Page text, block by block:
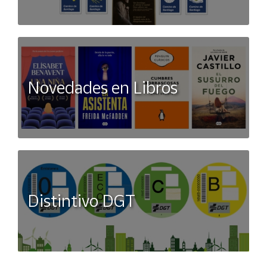
Novedades en Libros
Distintivo DGT